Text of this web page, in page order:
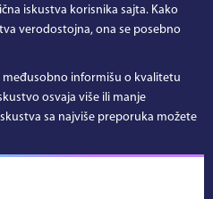
iskustva korisnika sajta. Kako
verodostojna, ona se posebno
međusobno informišu o kvalitetu
osvaja više ili manje
sa najviše preporuka možete